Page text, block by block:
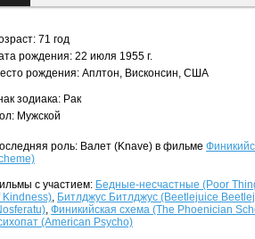
71 год
рождения: 22 июля 1955 г.
рождения: Аплтон, Висконсин, США
зодиака: Рак
Мужской
роль: Валет (Knave) в фильме
с участием: Бедные-несчастные (Poor
Kindness), Битлджус Битлджус (Beetlejuice
, Финикийская схема (The Phoenician
(American Psycho)